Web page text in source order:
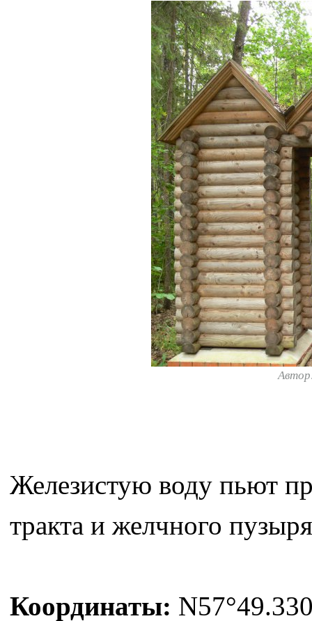
Железистую воду пьют
тракта и желчного
Координаты: